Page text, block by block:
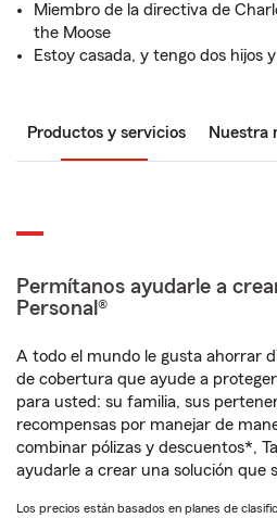
Miembro de la directiva de
the Moose
Estoy casada, y tengo dos hijos
Productos y servicios Nuestra
Permítanos ayudarle a
Personal®
A todo el mundo le gusta ahorrar
de cobertura que ayude a
para usted: su familia, sus
recompensas por manejar de
combinar pólizas y descuentos*,
ayudarle a crear una solución que
Los precios están basados en planes de